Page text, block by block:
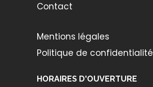
Contact
Mentions légales
Politique de confidentialité
HORAIRES D'OUVERTURE